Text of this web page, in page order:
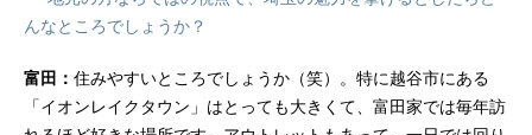
んなところでしょうか？
富田： 住みやすいところでしょうか（笑）。特に越谷市にある
「イオンレイクタウン」はとっても大きくて、富田家では毎年訪